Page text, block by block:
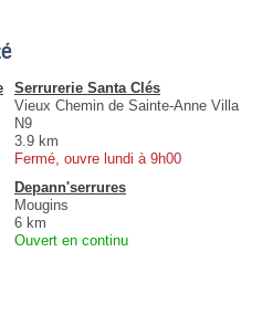
Serrurerie Santa Clés
Vieux Chemin de Sainte-Anne Villa
N9
3.9 km
Fermé, ouvre lundi à 9h00
Depann'serrures
Mougins
6 km
Ouvert en continu